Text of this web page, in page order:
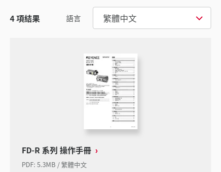
語言 繁體中文
4項結果
FD-R 系列 操作手冊
PDF: 5.3MB /繁體中文